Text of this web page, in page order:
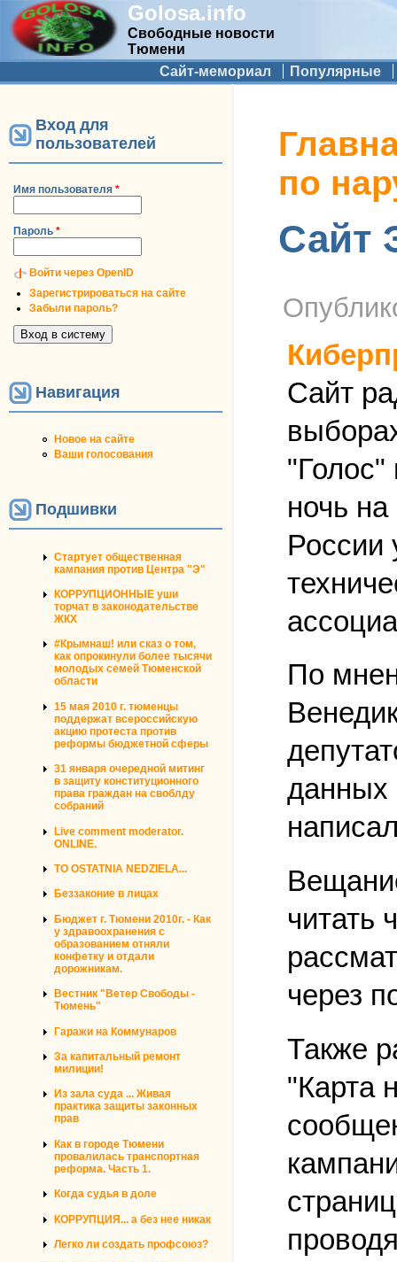
Golosa.info
Свободные новости
Тюмени
Дополнительное меню
Сайт-мемориал Популярные
Вход для
пользователей
Имя пользователя *
Пароль *
Войти через OpenID
Зарегистрироваться на сайте
Забыли пароль?
Навигация
Новое на сайте
Ваши голосования
Подшивки
Стартует общественная
кампания против Центра "Э"
КОРРУПЦИОННЫЕ уши
торчат в законодательстве
ЖКХ
#Крымнаш! или сказ о том,
как опрокинули более тысячи
молодых семей Тюменской
области
15 мая 2010 г. тюменцы
поддержат всероссийскую
акцию протеста против
реформы бюджетной сферы
31 января очередной митинг
в защиту конституционного
права граждан на своблду
собраний
Live comment moderator.
ONLINE.
TO OSTATNIA NEDZIELA...
Беззаконие в лицах
Бюджет г. Тюмени 2010г. - Как
у здравоохранения с
образованием отняли
конфетку и отдали
дорожникам.
Вестник "Ветер Свободы -
Тюмень"
Гаражи на Коммунаров
За капитальный ремонт
милиции!
Из зала суда ... Живая
практика защиты законных
прав
Как в городе Тюмени
провалилась транспортная
реформа. Часть 1.
Когда судья в доле
КОРРУПЦИЯ... а без нее никак
Легко ли создать профсоюз?
Вы здесь
по
Сайт
Сайт
"Голос"
ночь на
России
По
данных
читать
через
Также
"Карта